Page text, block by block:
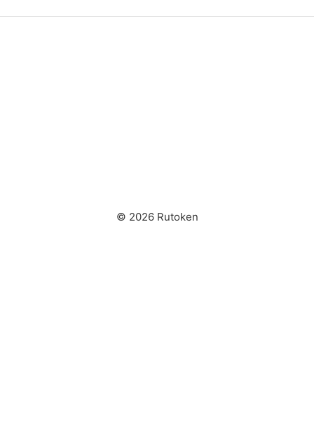
© 2026 Rutoken